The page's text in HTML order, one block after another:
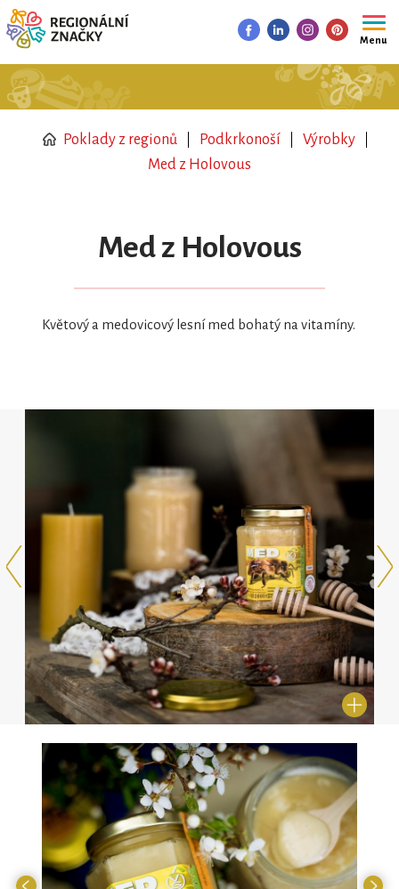
Menu
Poklady z regionů Podkrkonoší
Výrobky
Med z Holovous
Med z Holovous
Květový a medovicový lesní med bohatý na vitamíny.